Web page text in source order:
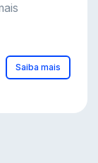
Saiba mais